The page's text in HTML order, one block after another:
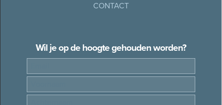
CONTACT
Wil je op de hoogte gehouden worden?